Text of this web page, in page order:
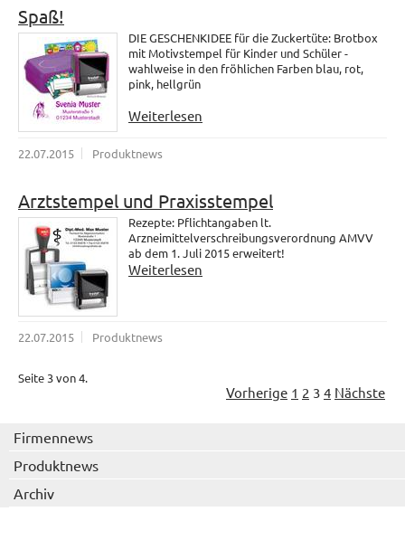
Spaß!
DIE GESCHENKIDEE für die Zuckertüte: Brotbox
mit Motivstempel für Kinder und Schüler -
wahlweise in den fröhlichen Farben blau, rot,
pink, hellgrün
Weiterlesen
22.07.2015 Produktnews
Arztstempel und Praxisstempel
Rezepte: Pflichtangaben lt.
Arzneimittelverschreibungsverordnung AMVV
ab dem 1. Juli 2015 erweitert!
Weiterlesen
22.07.2015 Produktnews
Seite 3 von 4.
Vorherige 1 2 3 4 Nächste
Firmennews
Produktnews
Archiv